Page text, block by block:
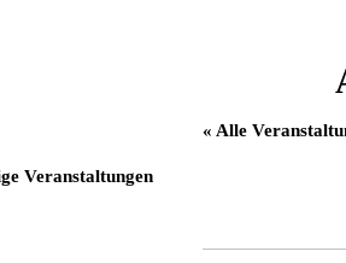
« Alle
Veranstaltungen